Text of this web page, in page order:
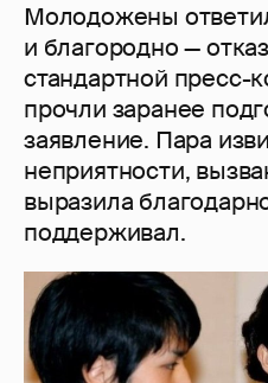
Молодожены
и благородно —
стандартной пресс-
прочли заранее
заявление. Пара
неприятности,
выразила
поддерживал.